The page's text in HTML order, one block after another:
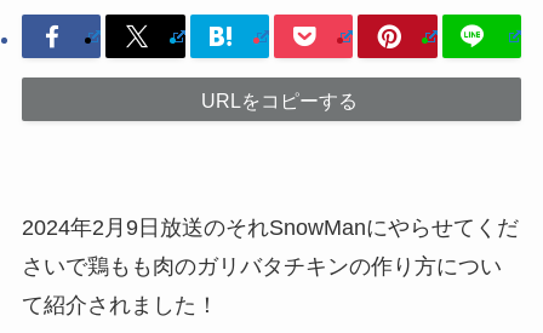
URLをコピーする
2024年2月9日放送のそれSnowManにやらせてくだ
さいで鶏もも肉のガリバタチキンの作り方につい
て紹介されました！